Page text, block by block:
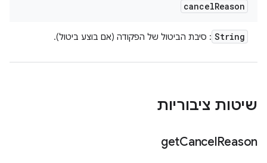
cancelReason
String : סיבת הביטול של הפקודה (אם בוצע ביטול).
שיטות ציבוריות
getCancelReason